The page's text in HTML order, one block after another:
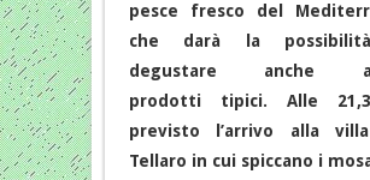
pesce fresco del
che darà la
degustare anche
prodotti tipici. Alle
previsto l’arrivo alla
Tellaro in cui spiccano i